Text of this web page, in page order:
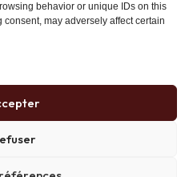
behavior or unique IDs on this
may adversely affect certain
Libertés
39